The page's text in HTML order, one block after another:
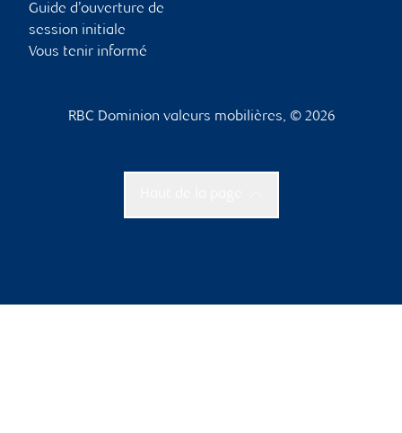
Guide d’ouverture de
session initiale
Vous tenir informé
RBC Dominion valeurs mobilières, © 2026